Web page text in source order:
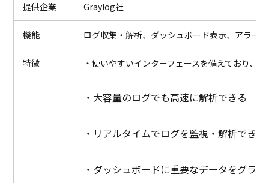
提供企業 Graylog社
機能 ログ収集・解析、ダッシュボード表示、アラー
特徴 ・使いやすいインターフェースを備えており、
・大容量のログでも高速に解析できる
・リアルタイムでログを監視・解析できる
・ダッシュボードに重要なデータをグラ